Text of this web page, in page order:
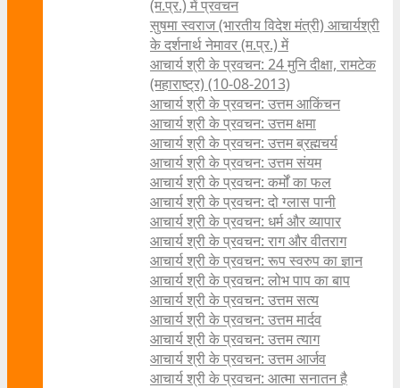
(म.प्र.) में प्रवचन
सुषमा स्वराज (भारतीय विदेश मंत्री) आचार्यश्री
के दर्शनार्थ नेमावर (म.प्र.) में
आचार्य श्री के प्रवचन: 24 मुनि दीक्षा, रामटेक
(महाराष्ट्र) (10-08-2013)
आचार्य श्री के प्रवचन: उत्तम आकिंचन
आचार्य श्री के प्रवचन: उत्तम क्षमा
आचार्य श्री के प्रवचन: उत्तम ब्रह्मचर्य
आचार्य श्री के प्रवचन: उत्तम संयम
आचार्य श्री के प्रवचन: कर्मों का फल
आचार्य श्री के प्रवचन: दो ग्लास पानी
आचार्य श्री के प्रवचन: धर्म और व्यापार
आचार्य श्री के प्रवचन: राग और वीतराग
आचार्य श्री के प्रवचन: रूप स्वरुप का ज्ञान
आचार्य श्री के प्रवचन: लोभ पाप का बाप
आचार्य श्री के प्रवचन: उत्तम सत्य
आचार्य श्री के प्रवचन: उत्तम मार्दव
आचार्य श्री के प्रवचन: उत्तम त्याग
आचार्य श्री के प्रवचन: उत्तम आर्जव
आचार्य श्री के प्रवचन: आत्मा सनातन है